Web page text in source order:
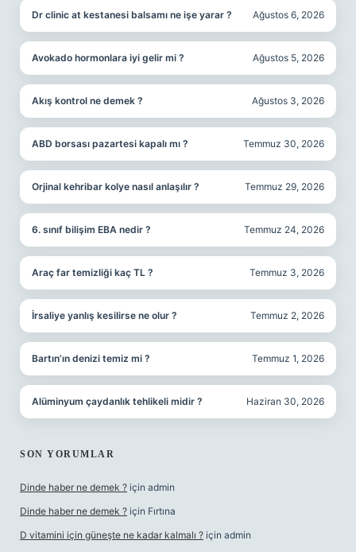
Dr clinic at kestanesi balsamı ne işe yarar ? Ağustos 6, 2026
Avokado hormonlara iyi gelir mi ? Ağustos 5, 2026
Akış kontrol ne demek ? Ağustos 3, 2026
ABD borsası pazartesi kapalı mı ? Temmuz 30, 2026
Orjinal kehribar kolye nasıl anlaşılır ? Temmuz 29, 2026
6. sınıf bilişim EBA nedir ? Temmuz 24, 2026
Araç far temizliği kaç TL ? Temmuz 3, 2026
İrsaliye yanlış kesilirse ne olur ? Temmuz 2, 2026
Bartın’ın denizi temiz mi ? Temmuz 1, 2026
Alüminyum çaydanlık tehlikeli midir ? Haziran 30, 2026
SON YORUMLAR
Dinde haber ne demek ? için admin
Dinde haber ne demek ? için Fırtına
D vitamini için güneşte ne kadar kalmalı ? için admin